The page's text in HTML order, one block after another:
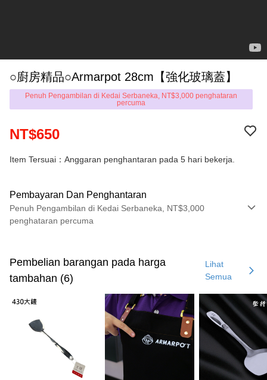
○廚房精品○Armarpot 28cm【強化玻璃蓋】
Penuh Pengambilan di Kedai Serbaneka, NT$3,000 penghataran
percuma
NT$650
Item Tersuai：Anggaran penghantaran pada 5 hari bekerja.
Pembayaran Dan Penghantaran
Penuh Pengambilan di Kedai Serbaneka, NT$3,000
penghataran percuma
Kad Kredit (Bayaran Penuh)
LINE Pay
Apple Pay
JKOPAY
Pembelian barangan pada harga
tambahan (6)
Lihat
Semua